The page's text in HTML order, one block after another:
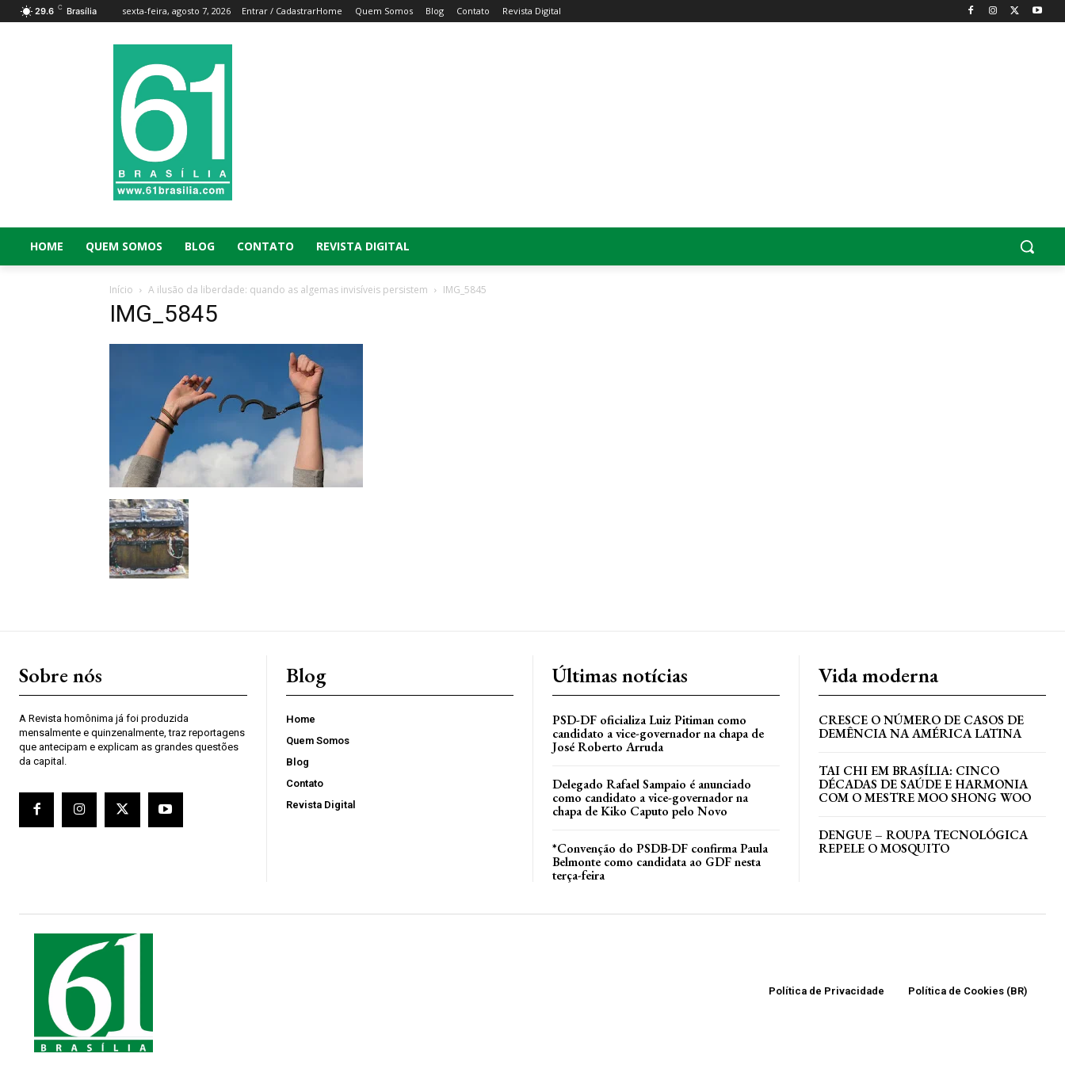
29.6 C Brasília sexta-feira, agosto 7, 2026 Entrar / CadastrarHome Quem Somos Blog Contato Revista Digital
HOME QUEM SOMOS BLOG CONTATO REVISTA DIGITAL
Início A ilusão da liberdade: quando as algemas invisíveis persistem IMG_5845
IMG_5845
Sobre nós
A Revista homônima já foi produzida
mensalmente e quinzenalmente, traz reportagens
que antecipam e explicam as grandes questões
da capital.
Blog
Home
Quem Somos
Blog
Contato
Revista Digital
Últimas notícias
PSD-DF oficializa Luiz Pitiman como
candidato a vice-governador na chapa de
José Roberto Arruda
Delegado Rafael Sampaio é anunciado
como candidato a vice-governador na
chapa de Kiko Caputo pelo Novo
*Convenção do PSDB-DF confirma Paula
Belmonte como candidata ao GDF nesta
terça-feira
Vida moderna
CRESCE O NÚMERO DE CASOS DE
DEMÊNCIA NA AMÉRICA LATINA
TAI CHI EM BRASÍLIA: CINCO
DÉCADAS DE SAÚDE E HARMONIA
COM O MESTRE MOO SHONG WOO
DENGUE – ROUPA TECNOLÓGICA
REPELE O MOSQUITO
Política de Privacidade Política de Cookies (BR)